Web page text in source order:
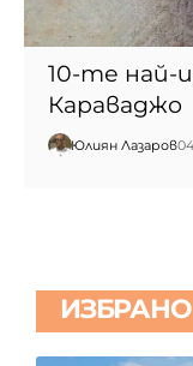
10-те най-
Караваджо
Юлиян Лазаров
ИЗБРАНО